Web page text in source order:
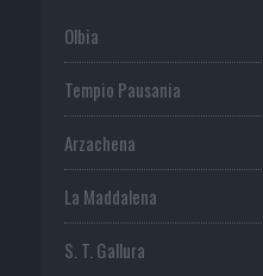
Olbia
Tempio Pausania
Arzachena
La Maddalena
S. T. Gallura